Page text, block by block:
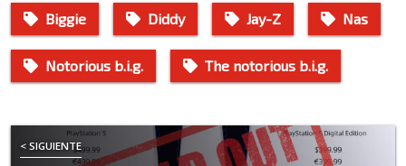
Biggie Diddy Jay-Z Nas
Notorious b.i.g. The notorious b.i.g.
< SIGUIENTE